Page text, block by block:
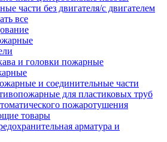
части без двигателя/с двигателем
все
и головки пожарные
и соединительные части
для пластиковых труб
пожаротушения
товары
арматура и